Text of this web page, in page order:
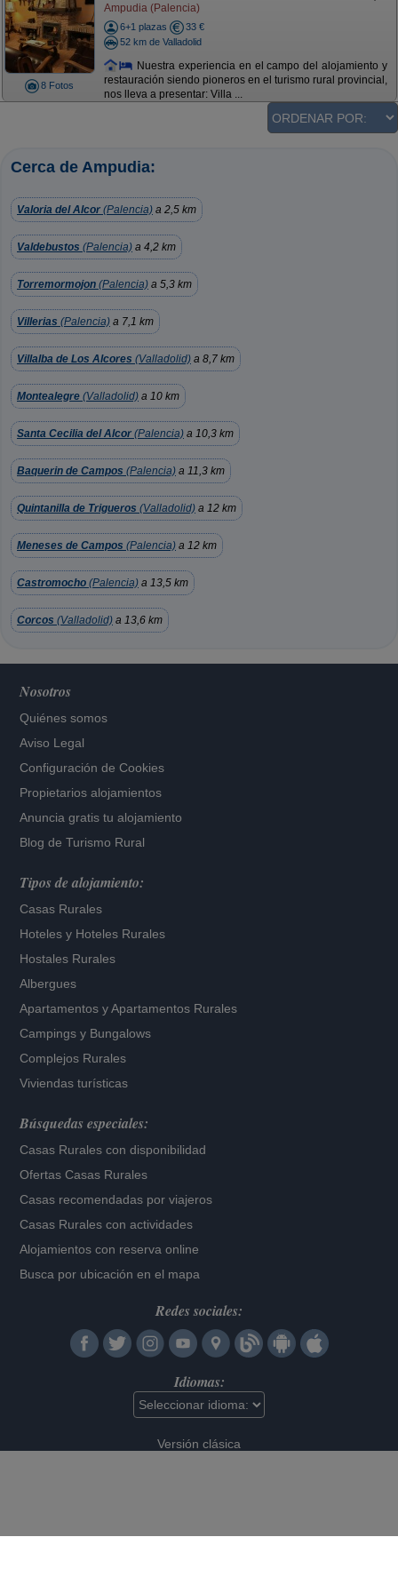
8 Fotos
Ampudia (Palencia)
6+1 plazas
33 €
52 km de Valladolid
Nuestra experiencia en el campo del alojamiento y
restauración siendo pioneros en el turismo rural provincial,
nos lleva a presentar: Villa ...
Cerca de Ampudia:
Valoria del Alcor (Palencia) a 2,5 km
Valdebustos (Palencia) a 4,2 km
Torremormojon (Palencia) a 5,3 km
Villerias (Palencia) a 7,1 km
Villalba de Los Alcores (Valladolid) a 8,7 km
Montealegre (Valladolid) a 10 km
Santa Cecilia del Alcor (Palencia) a 10,3 km
Baquerin de Campos (Palencia) a 11,3 km
Quintanilla de Trigueros (Valladolid) a 12 km
Meneses de Campos (Palencia) a 12 km
Castromocho (Palencia) a 13,5 km
Corcos (Valladolid) a 13,6 km
Nosotros
Quiénes somos
Aviso Legal
Configuración de Cookies
Propietarios alojamientos
Anuncia gratis tu alojamiento
Blog de Turismo Rural
Tipos de alojamiento:
Casas Rurales
Hoteles y Hoteles Rurales
Hostales Rurales
Albergues
Apartamentos yApartamentos Rurales
Campings y Bungalows
Complejos Rurales
Viviendas turísticas
Búsquedas especiales:
Casas Rurales con disponibilidad
Ofertas Casas Rurales
Casas recomendadas por viajeros
Casas Rurales con actividades
Alojamientos con reserva online
Busca por ubicación en el mapa
Redes sociales:
Idiomas:
Versión clásica